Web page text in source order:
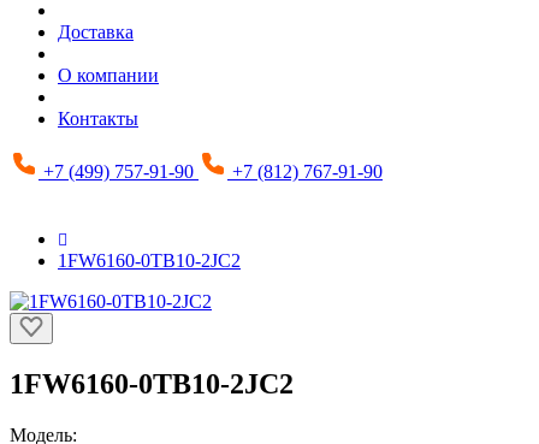
Доставка
О компании
Контакты
+7 (499) 757-91-90 +7 (812) 767-91-90
1FW6160-0TB10-2JC2
1FW6160-0TB10-2JC2
Модель: